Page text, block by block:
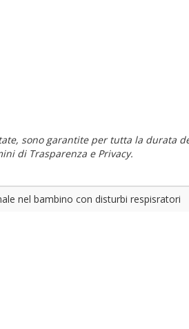
sono garantite per tutta la durata
di Trasparenza e Privacy.
nel bambino con disturbi respisratori